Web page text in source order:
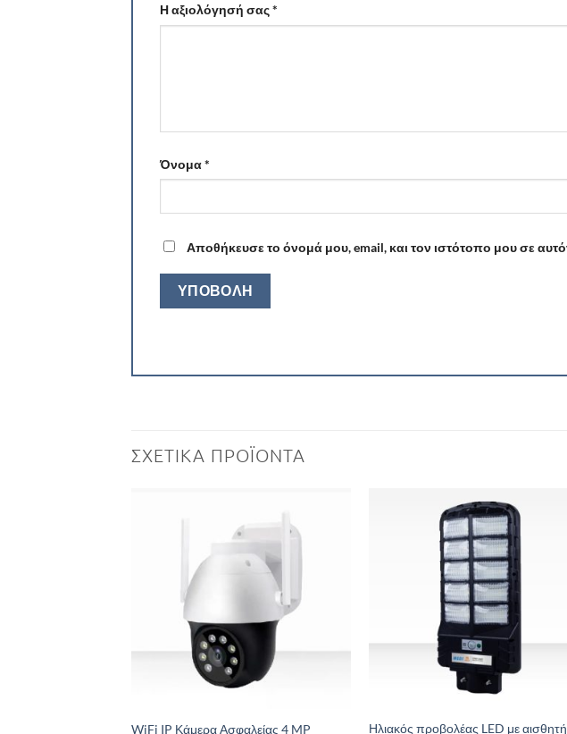
Η αξιολόγησή σας*
Όνομα*
Αποθήκευσε το όνομά μου, email, και τον ιστότοπο μου σε
ΣΧΕΤΙΚΆ ΠΡΟΪΌΝΤΑ
WiFi IP Κάμερα Ασφαλείας 4 MP
Ηλιακός προβολέας LED με